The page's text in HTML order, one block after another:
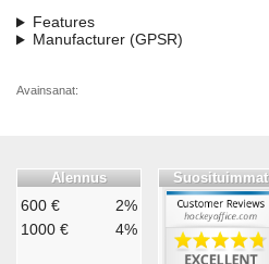
Features
Manufacturer (GPSR)
Avainsanat:
Alennus
600 €
2%
1000 €
4%
Suosituimmat